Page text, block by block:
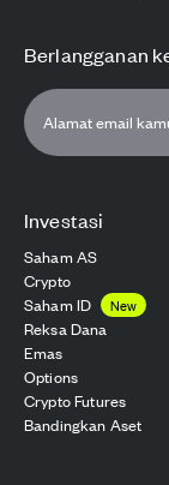
Investasi
Saham AS
Crypto
Saham ID
New
Reksa Dana
Emas
Options
Crypto Futures
Bandingkan Aset
Berlangganan